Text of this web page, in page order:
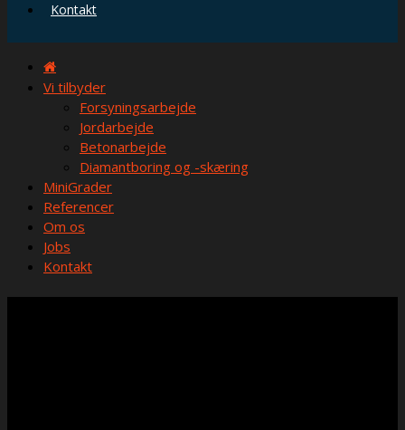
Kontakt
Vi tilbyder
Forsyningsarbejde
Jordarbejde
Betonarbejde
Diamantboring og -skæring
MiniGrader
Referencer
Om os
Jobs
Kontakt